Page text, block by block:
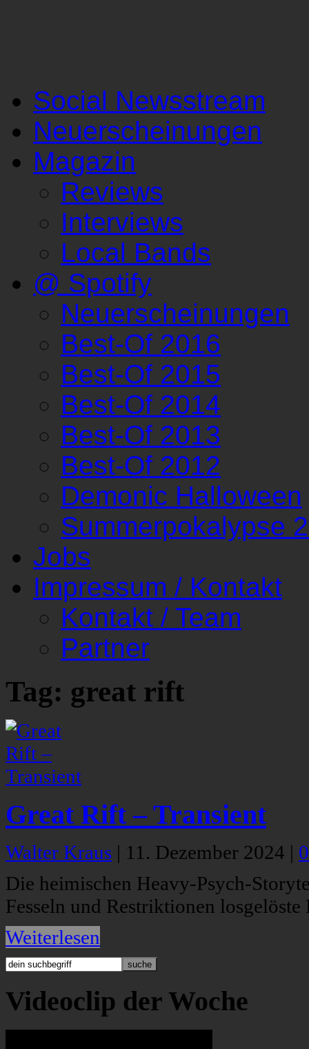
Social Newsstream
Neuerscheinungen
Magazin
Reviews
Interviews
Local Bands
@ Spotify
Neuerscheinungen
Best-Of 2016
Best-Of 2015
Best-Of 2014
Best-Of 2013
Best-Of 2012
Demonic Halloween
Summerpokalypse
Jobs
Impressum / Kontakt
Kontakt / Team
Partner
Tag: great rift
Great Rift – Transient
Walter Kraus | 11. Dezember 2024 |
Die heimischen Heavy-Psych-
Fesseln und Restriktionen
Weiterlesen
Videoclip der Woche